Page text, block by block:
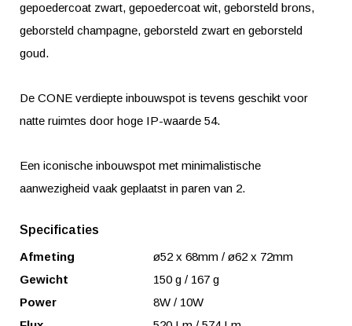
gepoedercoat zwart, gepoedercoat wit, geborsteld brons,
geborsteld champagne, geborsteld zwart en geborsteld
goud.
De CONE verdiepte inbouwspot is tevens geschikt voor
natte ruimtes door hoge IP-waarde 54.
Een iconische inbouwspot met minimalistische
aanwezigheid vaak geplaatst in paren van 2.
Specificaties
Afmeting
ø52 x 68mm / ø62 x 72mm
Gewicht
150 g / 167 g
Power
8W / 10W